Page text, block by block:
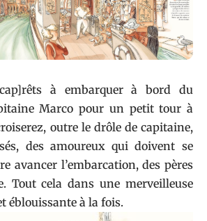
à embarquer à bord du
Marco pour un petit tour à
outre le drôle de capitaine,
des amoureux qui doivent se
avancer l’embarcation, des pères
Tout cela dans une merveilleuse
éblouissante à la fois.